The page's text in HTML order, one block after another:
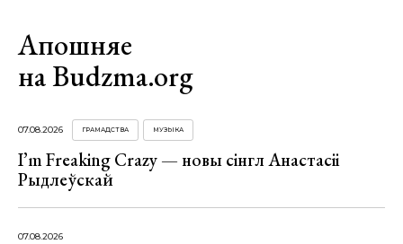
Апошняе
на Budzma.org
07.08.2026 ГРАМАДСТВА МУЗЫКА
I’m Freaking Crazy — новы сінгл Анастасіі
Рыдлеўскай
07.08.2026